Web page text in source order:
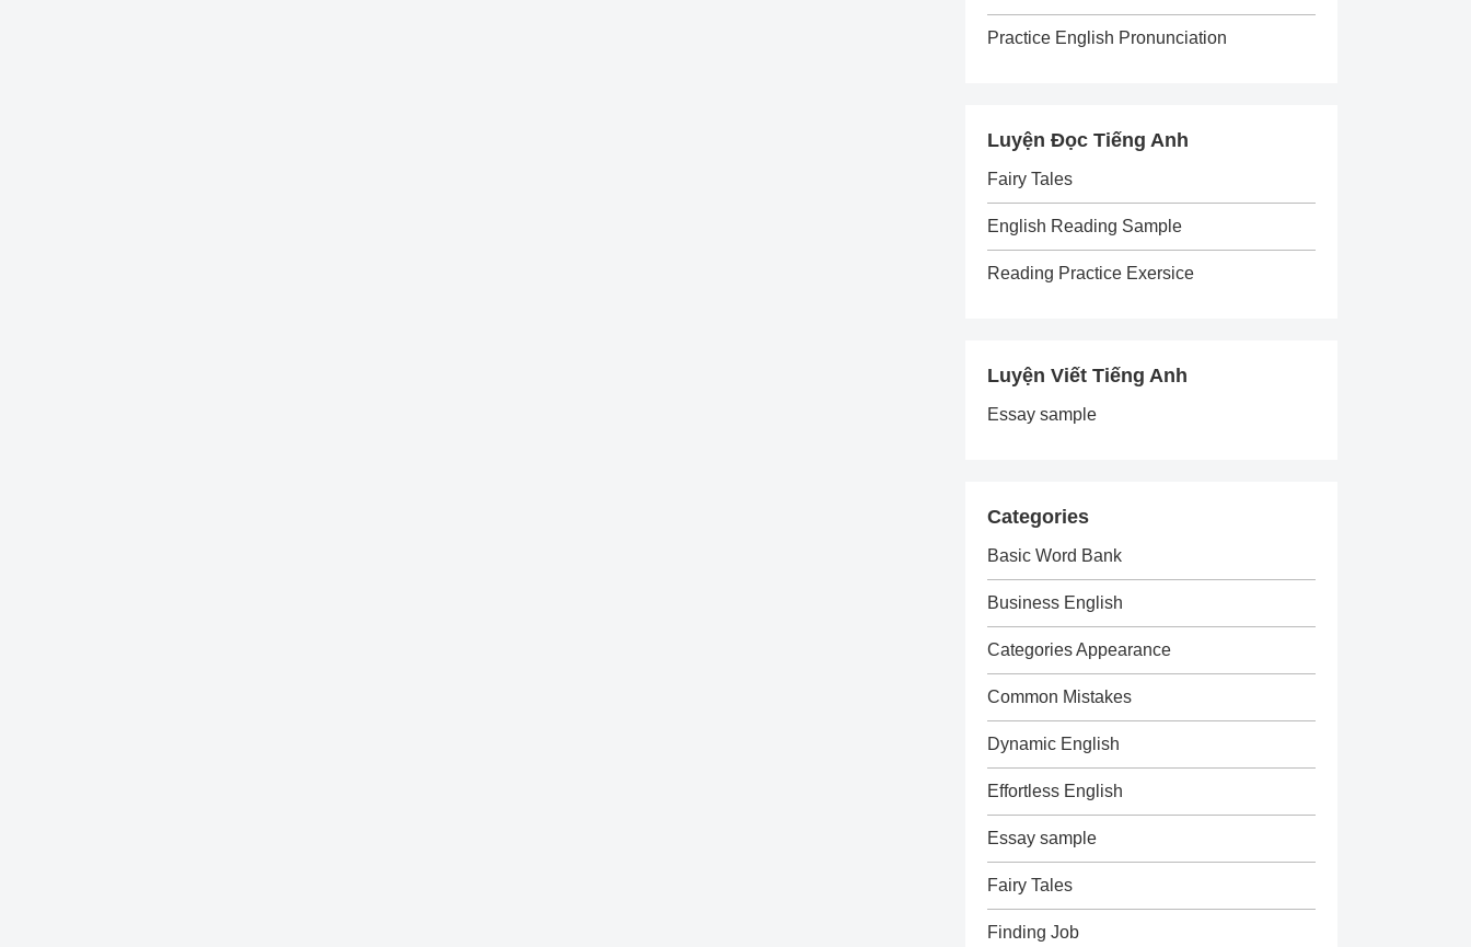
Practice English Pronunciation
Luyện Đọc Tiếng Anh
Fairy Tales
English Reading Sample
Reading Practice Exersice
Luyện Viết Tiếng Anh
Essay sample
Categories
Basic Word Bank
Business English
Categories Appearance
Common Mistakes
Dynamic English
Effortless English
Essay sample
Fairy Tales
Finding Job